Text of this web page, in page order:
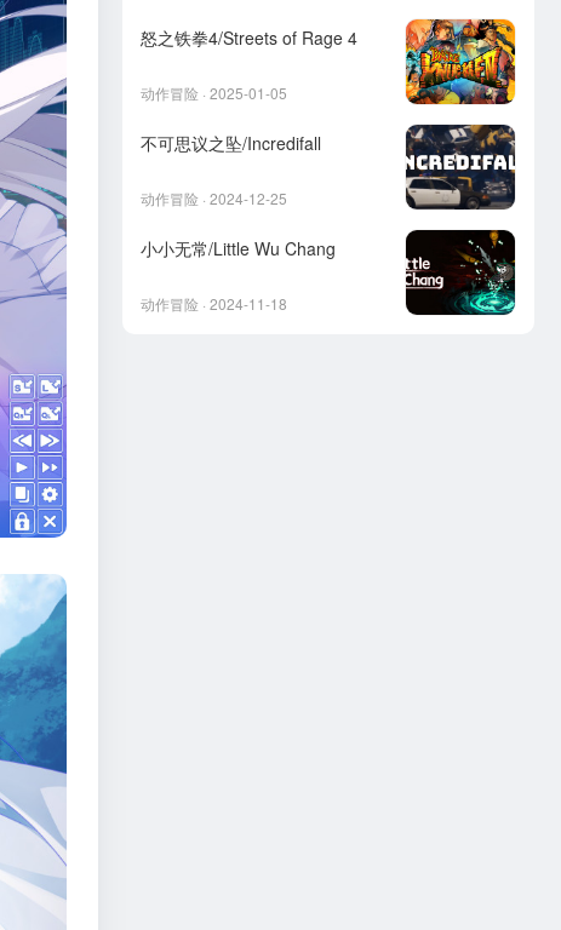
怒之铁拳4/Streets of Rage 4
动作冒险 · 2025-01-05
不可思议之坠/Incredifall
动作冒险 · 2024-12-25
小小无常/Little Wu Chang
动作冒险 · 2024-11-18